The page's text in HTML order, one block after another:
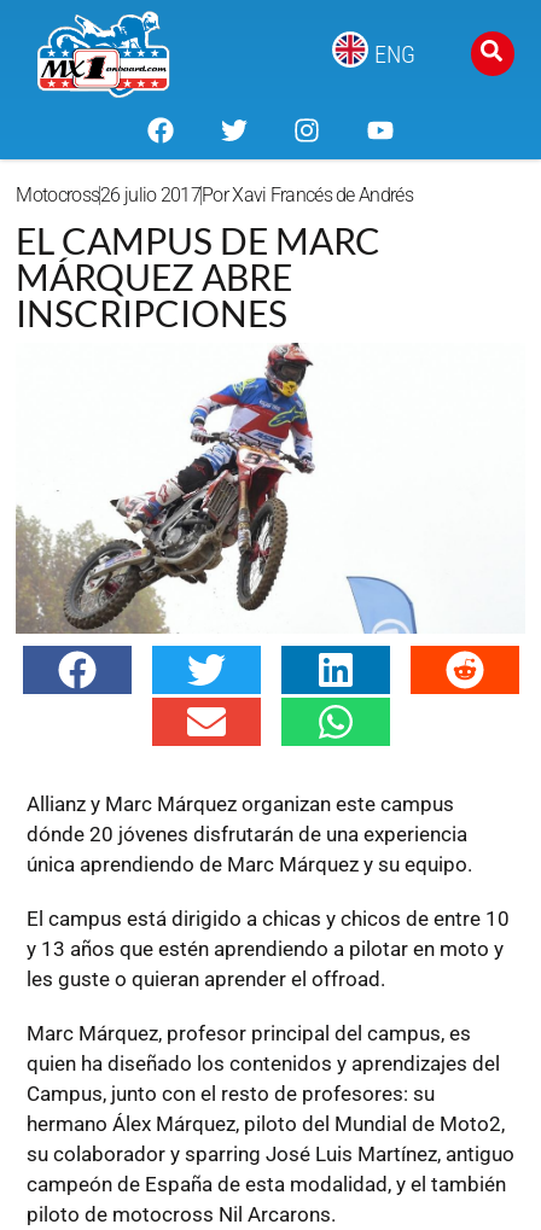
ENG
Motocross26 julio 2017PorXavi Francés de Andrés
EL CAMPUS DE MARC
MÁRQUEZ ABRE
INSCRIPCIONES
Allianz y Marc Márquez organizan este campus
dónde 20 jóvenes disfrutarán de una experiencia
única aprendiendo de Marc Márquez y su equipo.
El campus está dirigido a chicas y chicos de entre 10
y 13 años que estén aprendiendo a pilotar en moto y
les guste o quieran aprender el offroad.
Marc Márquez, profesor principal del campus, es
quien ha diseñado los contenidos y aprendizajes del
Campus, junto con el resto de profesores: su
hermano Álex Márquez, piloto del Mundial de Moto2,
su colaborador y sparring José Luis Martínez, antiguo
campeón de España de esta modalidad, y el también
piloto de motocross Nil Arcarons.